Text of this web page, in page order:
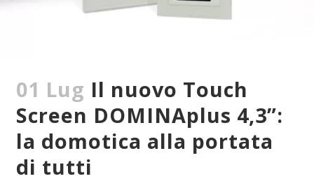
01 Lug Il nuovo Touch
Screen DOMINAplus 4,3”:
la domotica alla portata
di tutti